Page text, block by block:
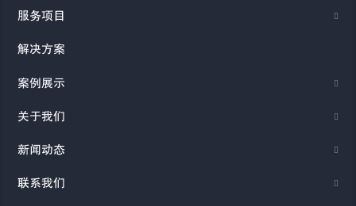
服务项目
解决方案
案例展示
关于我们
新闻动态
联系我们